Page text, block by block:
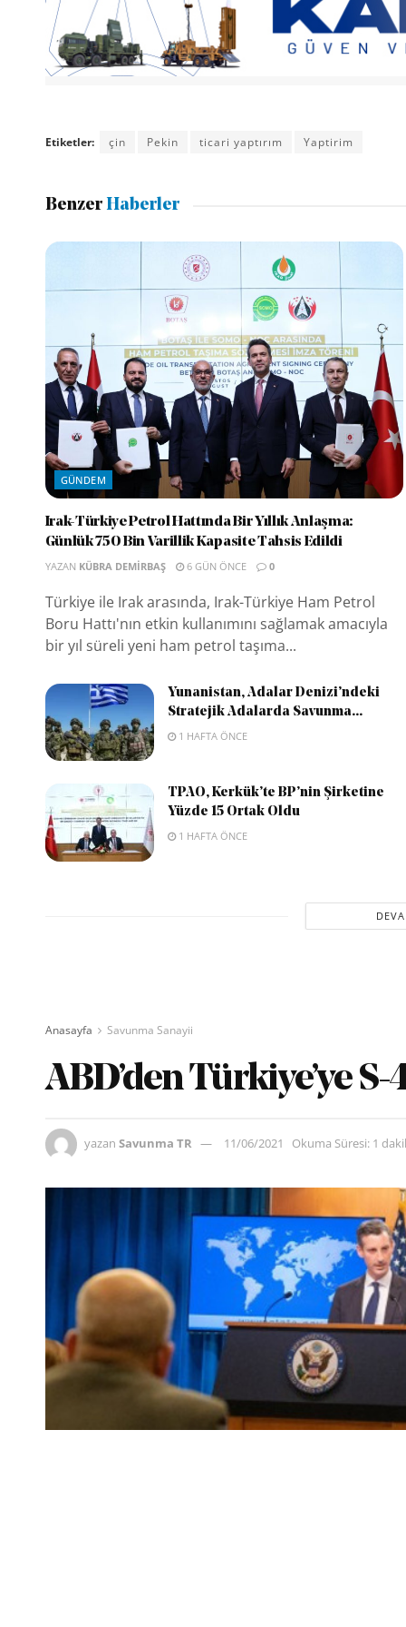
Etiketler: çin Pekin ticari yaptırım Yaptirim
BenzerHaberler
GÜNDEM
Irak-Türkiye Petrol Hattında Bir Yıllık Anlaşma:
Günlük 750 Bin Varillik Kapasite Tahsis Edildi
YAZAN KÜBRA DEMIRBAŞ 6 GÜN ÖNCE 0
Türkiye ile Irak arasında, Irak-Türkiye Ham Petrol
Boru Hattı'nın etkin kullanımını sağlamak amacıyla
bir yıl süreli yeni ham petrol taşıma...
Yunanistan, Adalar Denizi’ndeki
Stratejik Adalarda Savunma...
1 HAFTA ÖNCE
TPAO, Kerkük’te BP’nin Şirketine
Yüzde 15 Ortak Oldu
1 HAFTA ÖNCE
Anasayfa Savunma Sanayii
ABD’den Türkiye’ye
yazan Savunma TR 11/06/2021 Okuma Süresi: 1